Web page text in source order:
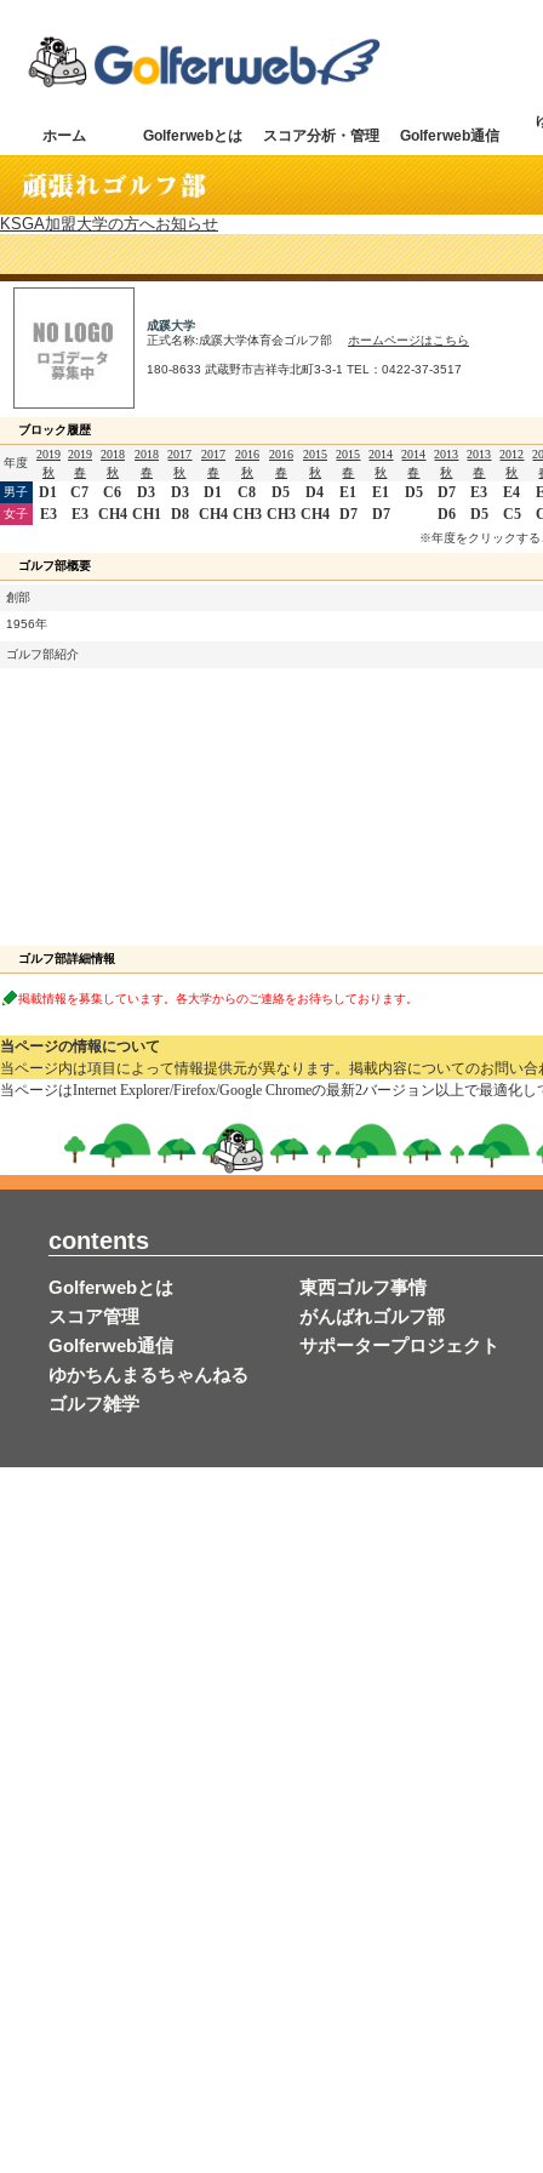
ホーム Golferwebとは スコア分析・管理 Golferweb通信
KSGA加盟大学の方へお知らせ
成蹊大学
正式名称:成蹊大学体育会ゴルフ部 ホームページはこちら
180-8633 武蔵野市吉祥寺北町3-3-1 TEL：0422-37-3517
ブロック履歴
年度
2019
秋
2019
春
2018
秋
2018
春
2017
秋
2017
春
2016
秋
2016
春
2015
秋
2015
春
2014
秋
2014
春
2013
秋
2013
春
2012
秋
男子
D1 C7 C6 D3 D3 D1 C8 D5 D4 E1 E1 D5 D7 E3 E4
女子 E3 E3 CH4 CH1 D8 CH4 CH3 CH3 CH4 D7 D7 D6 D5 C5
※年度をクリックする
ゴルフ部概要
創部
1956年
ゴルフ部紹介
ゴルフ部詳細情報
掲載情報を募集しています。各大学からのご連絡をお待ちしております。
当ページの情報について
当ページ内は項目によって情報提供元が異なります。掲載内容についてのお問い
当ページはInternet Explorer/Firefox/Google Chromeの最新2バージョン以上で最適
contents
Golferwebとは
スコア管理
Golferweb通信
ゆかちんまるちゃんねる
ゴルフ雑学
東西ゴルフ事情
がんばれゴルフ部
サポータープロジェクト